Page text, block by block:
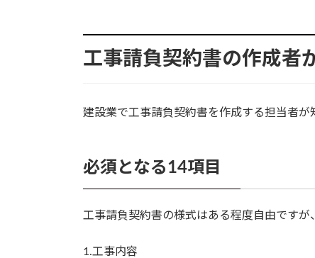
工事請負契約書の作成者
建設業で工事請負契約書を作成する担当者が
必須となる14項目
工事請負契約書の様式はある程度自由ですが
1.工事内容